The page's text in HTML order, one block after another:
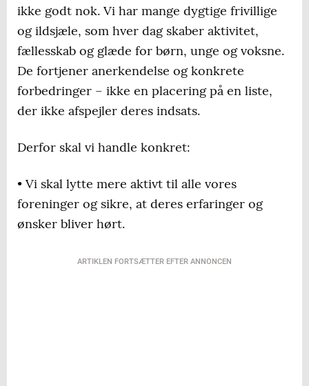
ikke godt nok. Vi har mange dygtige frivillige
og ildsjæle, som hver dag skaber aktivitet,
fællesskab og glæde for børn, unge og voksne.
De fortjener anerkendelse og konkrete
forbedringer – ikke en placering på en liste,
der ikke afspejler deres indsats.
Derfor skal vi handle konkret:
• Vi skal lytte mere aktivt til alle vores
foreninger og sikre, at deres erfaringer og
ønsker bliver hørt.
ARTIKLEN FORTSÆTTER EFTER ANNONCEN